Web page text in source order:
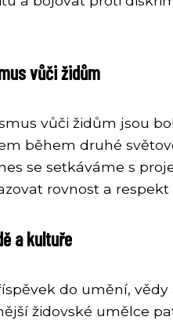
vůči židům
vůči židům jsou
během druhé
se setkáváme s
rovnost a
a kultuře
do umění,
židovské umělce